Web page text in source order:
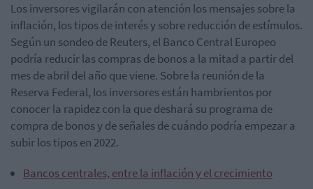
Los inversores vigilarán con atención los mensajes sobre la
inflación, los tipos de interés y sobre reducción de estímulos.
Según un sondeo de Reuters, el Banco Central Europeo
podría reducir las compras de bonos a la mitad a partir del
mes de abril del año que viene. Sobre la reunión de la
Reserva Federal, los inversores están hambrientos por
conocer la rapidez con la que deshará su programa de
compra de bonos y de señales de cuándo podría empezar a
subir los tipos en 2022.
Bancos centrales, entre la inflación y el crecimiento